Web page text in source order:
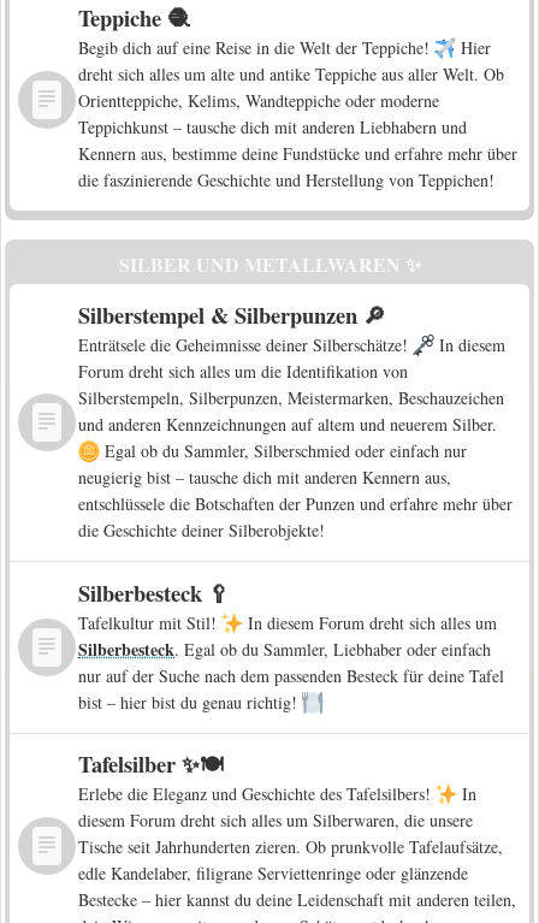
Teppiche 🧶
Begib dich auf eine Reise in die Welt der Teppiche!
Hier
dreht sich alles um alte und antike Teppiche aus aller Welt. Ob
Orientteppiche, Kelims, Wandteppiche oder moderne
Teppichkunst – tausche dich mit anderen Liebhabern und
Kennern aus, bestimme deine Fundstücke und erfahre mehr über
die faszinierende Geschichte und Herstellung von Teppichen!
SILBER UND METALLWAREN ✨
Silberstempel & Silberpunzen 🔎
Enträtsele die Geheimnisse deiner Silberschätze!
In diesem
Forum dreht sich alles um die Identifikation von
Silberstempeln, Silberpunzen, Meistermarken, Beschauzeichen
und anderen Kennzeichnungen auf altem und neuerem Silber.
Egal ob du Sammler, Silberschmied oder einfach nur
neugierig bist – tausche dich mit anderen Kennern aus,
entschlüssele die Botschaften der Punzen und erfahre mehr über
die Geschichte deiner Silberobjekte!
Silberbesteck 🥄
Tafelkultur mit Stil! In diesem Forum dreht sich alles um
Silberbesteck. Egal ob du Sammler, Liebhaber oder einfach
nur auf der Suche nach dem passenden Besteck für deine Tafel
bist – hier bist du genau richtig!
Tafelsilber ✨🍽️
Erlebe die Eleganz und Geschichte des Tafelsilbers!
In
diesem Forum dreht sich alles um Silberwaren, die unsere
Tische seit Jahrhunderten zieren. Ob prunkvolle Tafelaufsätze,
edle Kandelaber, filigrane Serviettenringe oder glänzende
Bestecke – hier kannst du deine Leidenschaft mit anderen teilen,